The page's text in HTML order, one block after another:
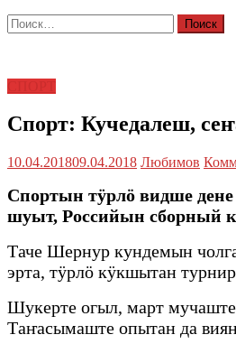
Найти:
Спорт: Кучедалеш,
10.04.201809.04.2018 Любимов
Спортын тӱрлӧ видше
шуыт, Российын сборный
Таче Шернур кундемын
эрта, тӱрлӧ кӱкшытан
Шукерте огыл, март
Таҥасымаште опытан да